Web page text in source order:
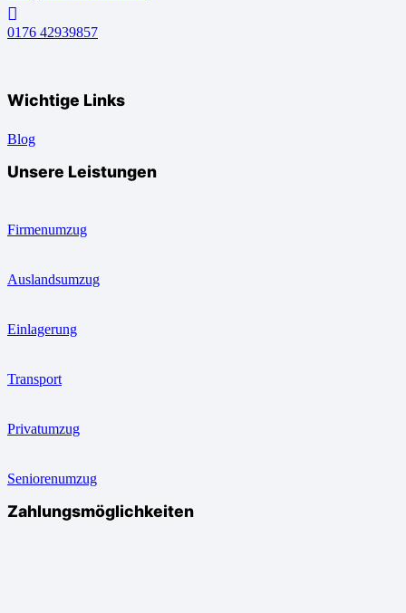
0176 42939857
Wichtige Links
Blog
Unsere Leistungen
Firmenumzug
Auslandsumzug
Einlagerung
Transport
Privatumzug
Seniorenumzug
Zahlungsmöglichkeiten